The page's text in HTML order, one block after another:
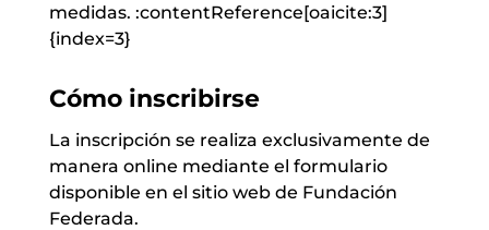
medidas. :contentReference[oaicite:3]
{index=3}
Cómo inscribirse
La inscripción se realiza exclusivamente de
manera online mediante el formulario
disponible en el sitio web de Fundación
Federada.